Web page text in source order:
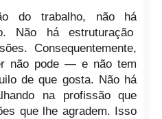
do trabalho, não há
Não há estruturação
Consequentemente,
não pode — e não tem
de que gosta. Não há
na profissão que
que lhe agradem. Isso